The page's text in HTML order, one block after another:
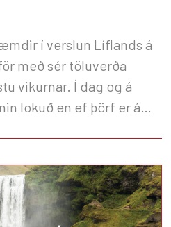
í verslun Líflands á
með sér töluverða
vikurnar. Í dag og á